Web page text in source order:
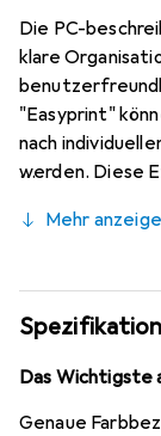
Die PC-
klare
"Easyprint"
nach
werden. Diese
und
kompatibel mit
Mehr
Das Wichtigste
Genaue